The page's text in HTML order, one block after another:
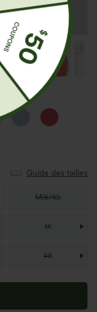
Guide des tailles
M(8/10)
1X
4X